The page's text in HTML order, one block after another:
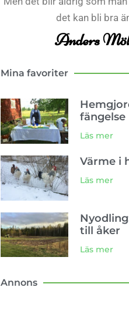
det kan bli bra
Anders
Mina favoriter
fängelse
Läs mer
Värme i
Läs mer
till åker
Läs mer
Annons